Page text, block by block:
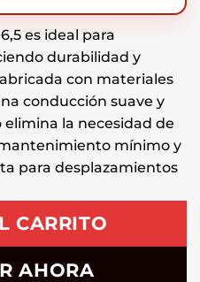
es ideal para
durabilidad y
con materiales
conducción suave y
elimina la necesidad de
mínimo y
para desplazamientos
CARRITO
AHORA